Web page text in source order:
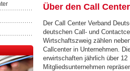
Über den Call
Der Call Center Verband
deutschen Call- und
Wirtschaftszweig zählen
Callcenter in Unternehmen.
erwirtschaften jährlich über
Mitgliedsunternehmen